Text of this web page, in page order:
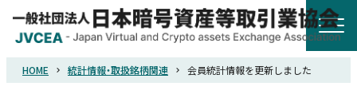
HOME
HOME 統計情報・取扱銘柄関連 会員統計情報を更新しました